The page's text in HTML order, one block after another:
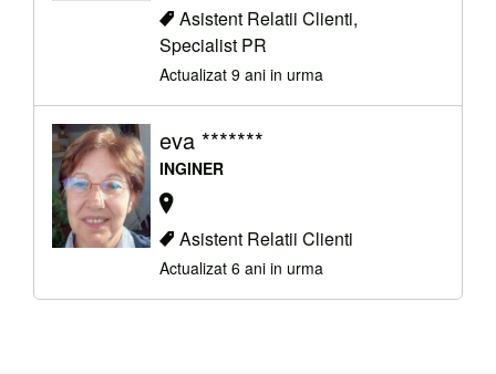
Asistent Relatii Clienti,
Specialist PR
Actualizat 9 ani in urma
eva *******
INGINER
Asistent Relatii Clienti
Actualizat 6 ani in urma